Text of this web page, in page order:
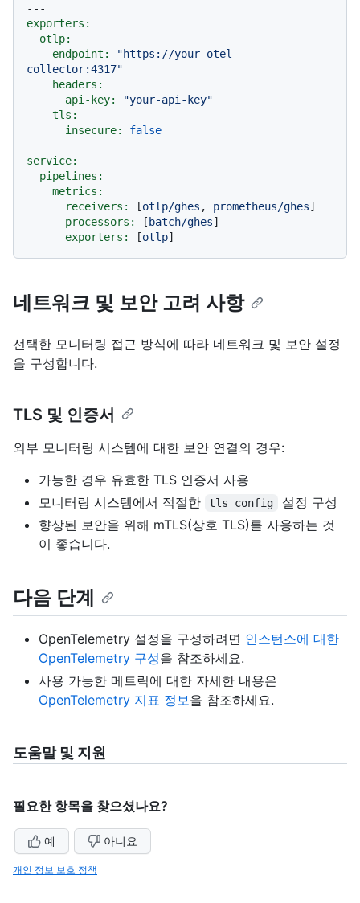
---
exporters:
otlp:
endpoint:
"https://your-otel-
collector:4317"
headers:
api-key:
"your-api-key"
tls:
insecure:
false
service:
pipelines:
metrics:
receivers:
[otlp/ghes , prometheus/ghes]
processors:
[ batch/ghes]
exporters:
[otlp
네트워크 및 보안 고려 사항
선택한 모니터링 접근 방식에 따라 네트워크 및 보안 설정
을 구성합니다.
TLS 및 인증서
외부 모니터링 시스템에 대한 보안 연결의 경우:
가능한 경우 유효한 TLS 인증서 사용
모니터링 시스템에서 적절한
tls_config
설정 구성
향상된 보안을 위해 mTLS(상호 TLS)를 사용하는 것
이 좋습니다.
다음 단계
OpenTelemetry 설정을 구성하려면 인스턴스에 대한
OpenTelemetry 구성을 참조하세요.
사용 가능한 메트릭에 대한 자세한 내용은
OpenTelemetry 지표 정보을 참조하세요.
도움말 및 지원
필요한 항목을 찾으셨나요?
예 아니요
개인 정보 보호 정책